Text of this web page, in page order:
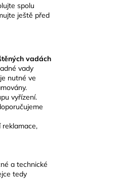
spolu
ještě před
vadách
vady
nutné ve
vyřízení.
a technické
tedy